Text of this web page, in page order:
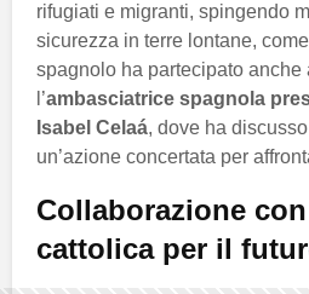
rifugiati e migranti, spingendo
sicurezza in terre lontane,
spagnolo ha partecipato anche
l’ambasciatrice spagnola
Isabel Celaá, dove ha
un’azione concertata per
Collaborazione
cattolica per il